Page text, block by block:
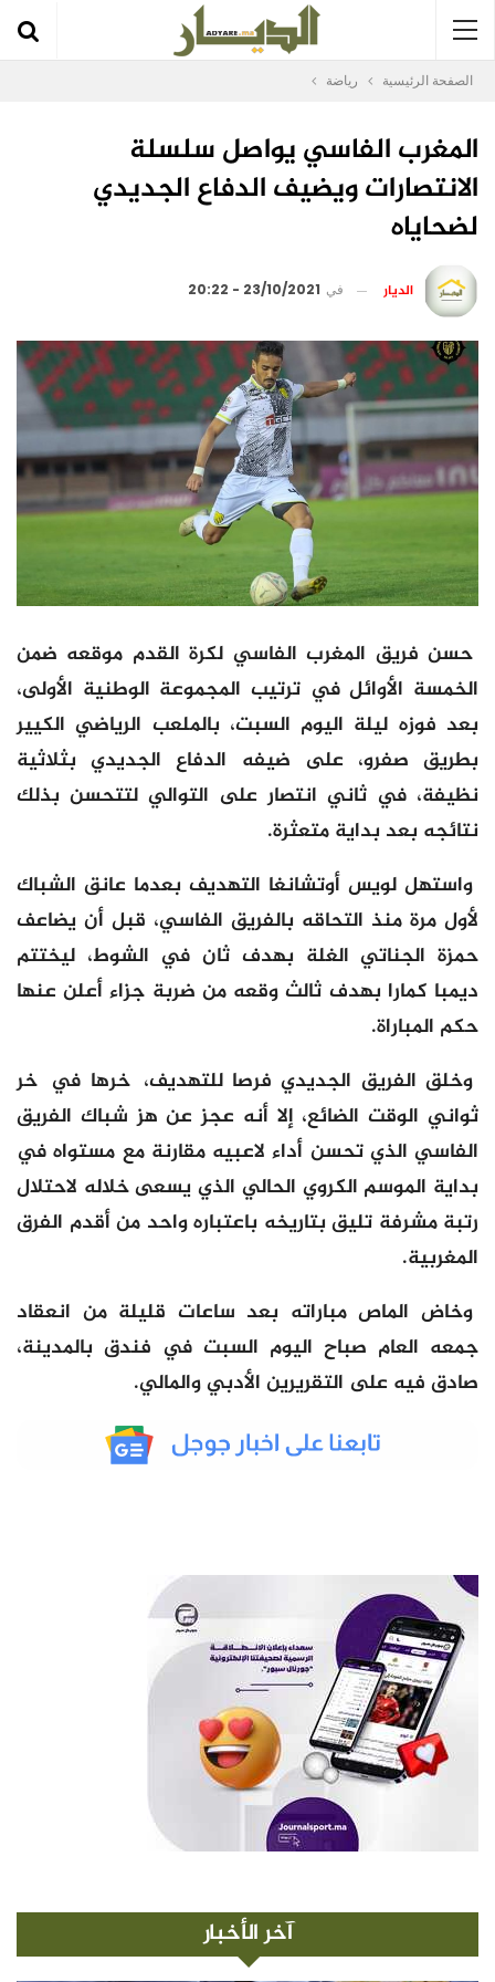
الصفحة الرئيسية رياضة
المغرب الفاسي يواصل سلسلة
الانتصارات ويضيف الدفاع الجديدي
لضحاياه
الديار في 23/10/2021 - 20:22
حسن فريق المغرب الفاسي لكرة القدم موقعه ضمن
الخمسة الأوائل في ترتيب المجموعة الوطنية الأولى،
بعد فوزه ليلة اليوم السبت، بالملعب الرياضي الكيير
بطريق صفرو، على ضيفه الدفاع الجديدي بثلاثية
نظيفة، في ثاني انتصار على التوالي لتتحسن بذلك
نتائجه بعد بداية متعثرة.
واستهل لويس أوتشانغا التهديف بعدما عانق الشباك
لأول مرة منذ التحاقه بالفريق الفاسي، قبل أن يضاعف
حمزة الجناتي الغلة بهدف ثان في الشوط، ليختتم
ديمبا كمارا بهدف ثالث وقعه من ضربة جزاء أعلن عنها
حكم المباراة.
وخلق الفريق الجديدي فرصا للتهديف، ٱخرها في ٱخر
ثواني الوقت الضائع، إلا أنه عجز عن هز شباك الفريق
الفاسي الذي تحسن أداء لاعبيه مقارنة مع مستواه في
بداية الموسم الكروي الحالي الذي يسعى خلاله لاحتلال
رتبة مشرفة تليق بتاريخه باعتباره واحد من أقدم الفرق
المغربية.
وخاض الماص مباراته بعد ساعات قليلة من انعقاد
جمعه العام صباح اليوم السبت في فندق بالمدينة،
صادق فيه على التقريرين الأدبي والمالي.
آخر الأخبار